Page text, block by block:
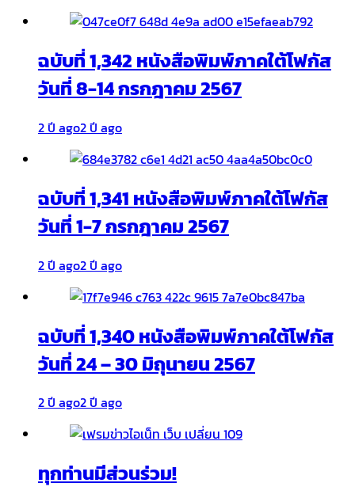
ฉบับที่ 1,342 หนังสือพิมพ์ภาคใต้โฟกัส
วันที่ 8-14 กรกฎาคม 2567
2 ปี ago2 ปี ago
ฉบับที่ 1,341 หนังสือพิมพ์ภาคใต้โฟกัส
วันที่ 1-7 กรกฎาคม 2567
2 ปี ago2 ปี ago
ฉบับที่ 1,340 หนังสือพิมพ์ภาคใต้โฟกัส
วันที่ 24 – 30 มิถุนายน 2567
2 ปี ago2 ปี ago
ทุกท่านมีส่วนร่วม!